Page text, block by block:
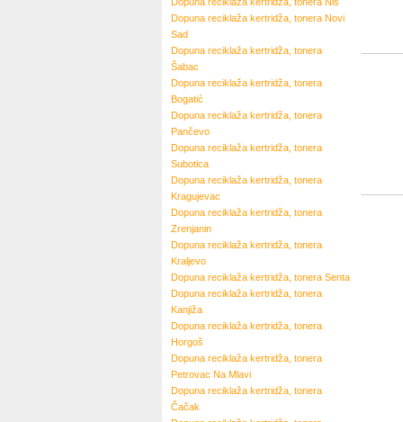
Dopuna reciklaža kertridža, tonera Novi
Sad
Dopuna reciklaža kertridža, tonera
Šabac
Dopuna reciklaža kertridža, tonera
Bogatić
Dopuna reciklaža kertridža, tonera
Pančevo
Dopuna reciklaža kertridža, tonera
Subotica
Dopuna reciklaža kertridža, tonera
Kragujevac
Dopuna reciklaža kertridža, tonera
Zrenjanin
Dopuna reciklaža kertridža, tonera
Kraljevo
Dopuna reciklaža kertridža, tonera Senta
Dopuna reciklaža kertridža, tonera
Kanjiža
Dopuna reciklaža kertridža, tonera
Horgoš
Dopuna reciklaža kertridža, tonera
Petrovac Na Mlavi
Dopuna reciklaža kertridža, tonera
Čačak